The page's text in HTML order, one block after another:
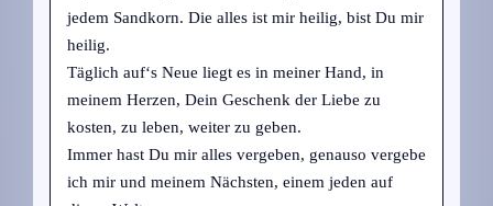
jedem Sandkorn. Die alles ist mir heilig, bist Du mir
heilig.
Täglich auf‘s Neue liegt es in meiner Hand, in
meinem Herzen, Dein Geschenk der Liebe zu
kosten, zu leben, weiter zu geben.
Immer hast Du mir alles vergeben, genauso vergebe
ich mir und meinem Nächsten, einem jeden auf